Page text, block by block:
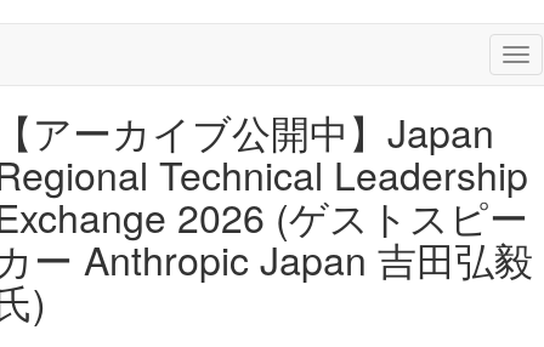
アーカイブ公開中】Japan
Technical Leadership
2026 (ゲストスピー
ー Anthropic Japan 吉田弘毅
)